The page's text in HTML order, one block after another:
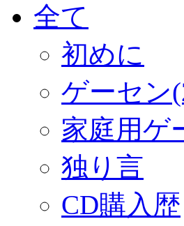
全て
初めに
ゲーセン
家庭用ゲ
独り言
CD購入歴